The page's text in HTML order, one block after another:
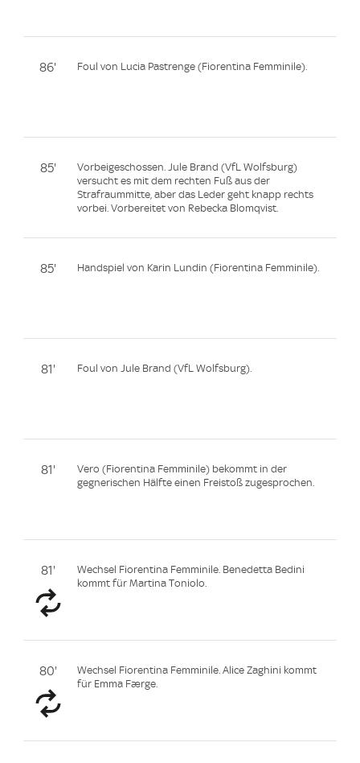
86' Foul von Lucia Pastrenge (Fiorentina Femminile).
85'
Vorbeigeschossen. Jule Brand (VfL Wolfsburg)
versucht es mit dem rechten Fuß aus der
Strafraummitte, aber das Leder geht knapp rechts
vorbei. Vorbereitet von Rebecka Blomqvist.
85' Handspiel von Karin Lundin (Fiorentina Femminile).
81' Foul von Jule Brand (VfL Wolfsburg).
81'
Vero (Fiorentina Femminile) bekommt in der
gegnerischen Hälfte einen Freistoß zugesprochen.
81'
Wechsel Fiorentina Femminile. Benedetta Bedini
kommt für Martina Toniolo.
80'
Wechsel Fiorentina Femminile. Alice Zaghini kommt
für Emma Færge.